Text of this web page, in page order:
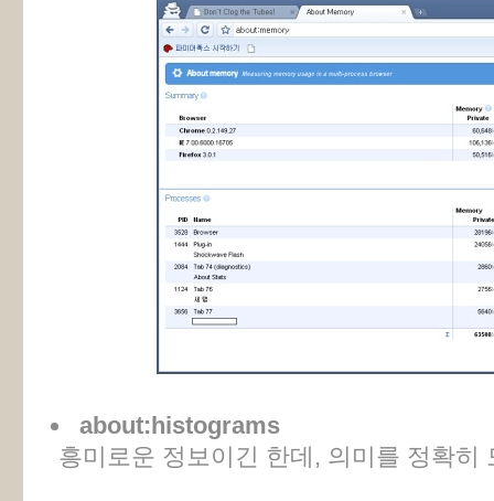
about:histograms
흥미로운 정보이긴 한데, 의미를 정확히